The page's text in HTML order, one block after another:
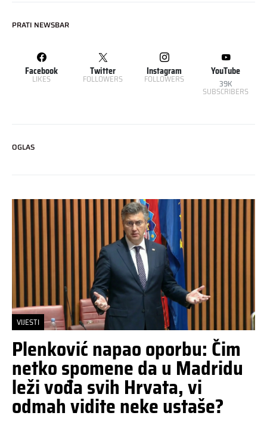
PRATI NEWSBAR
Facebook
LIKES
Twitter
FOLLOWERS
Instagram
FOLLOWERS
YouTube
39K
SUBSCRIBERS
OGLAS
VIJESTI
Plenković napao oporbu: Čim
netko spomene da u Madridu
leži vođa svih Hrvata, vi
odmah vidite neke ustaše?